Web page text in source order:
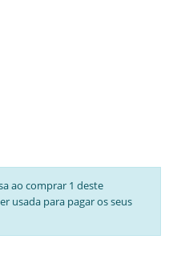
ao comprar 1 deste
usada para pagar os seus